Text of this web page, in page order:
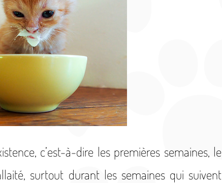
c’est-à-dire les premières semaines, le
surtout durant les semaines qui suivent